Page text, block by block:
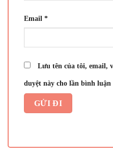
Email *
Lưu tên của tôi, email,
duyệt này cho lần bình luận